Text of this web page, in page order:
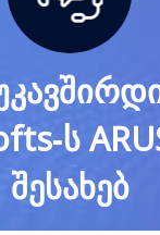
ს
შესახებ